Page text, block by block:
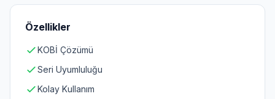
Özellikler
KOBİ Çözümü
Seri Uyumluluğu
Kolay Kullanım